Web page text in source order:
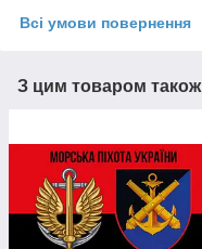
Всі умови повернення
З цим товаром